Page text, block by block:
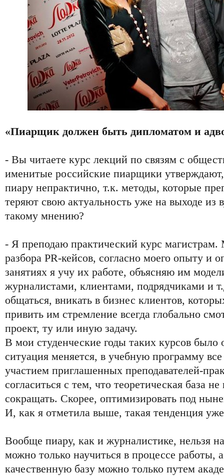
«Пиарщик должен быть дипломатом и
- Вы читаете курс лекций по связям с
именитые российские пиарщики
пиару непрактично, т.к. методы, которые
теряют свою актуальность уже на выходе из
такому мнению?
- Я преподаю практический курс магистрам.
разбора PR-кейсов, согласно моего опыту и
занятиях я учу их работе, объясняю им
журналистами, клиентами, подрядчиками и
общаться, вникать в бизнес клиентов,
привить им стремление всегда глобально
проект, ту или иную задачу.
В мои студенческие годы таких курсов было
ситуация меняется, в учебную программу
участием приглашенных преподавателей-
согласиться с тем, что теоретическая база
сокращать. Скорее, оптимизировать под
И, как я отметила выше, такая тенденция
Вообще пиару, как и журналистике, нельзя
можно только научиться в процессе работы,
качественную базу можно только путем